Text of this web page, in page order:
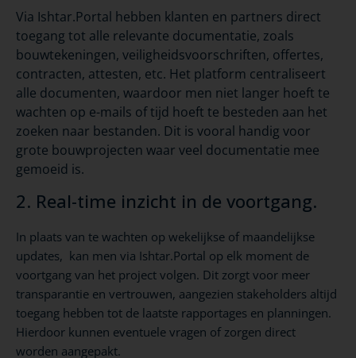
Via Ishtar.Portal hebben klanten en partners direct
toegang tot alle relevante documentatie, zoals
bouwtekeningen, veiligheidsvoorschriften, offertes,
contracten, attesten, etc. Het platform centraliseert
alle documenten, waardoor men niet langer hoeft te
wachten op e-mails of tijd hoeft te besteden aan het
zoeken naar bestanden. Dit is vooral handig voor
grote bouwprojecten waar veel documentatie mee
gemoeid is.
2. Real-time inzicht in de voortgang.
In plaats van te wachten op wekelijkse of maandelijkse
updates, kan men via Ishtar.Portal op elk moment de
voortgang van het project volgen. Dit zorgt voor meer
transparantie en vertrouwen, aangezien stakeholders altijd
toegang hebben tot de laatste rapportages en planningen.
Hierdoor kunnen eventuele vragen of zorgen direct
worden aangepakt.